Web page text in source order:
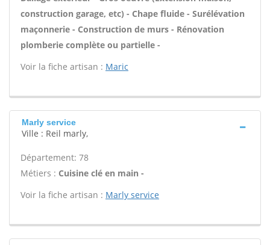
construction garage, etc) - Chape fluide - Surélévation
maçonnerie - Construction de murs - Rénovation
plomberie complète ou partielle -
Voir la fiche artisan : Maric
Marly service
Ville : Reil marly,
Département: 78
Métiers : Cuisine clé en main -
Voir la fiche artisan : Marly service